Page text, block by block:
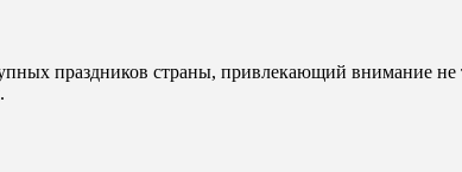
праздников страны, привлекающий внимание